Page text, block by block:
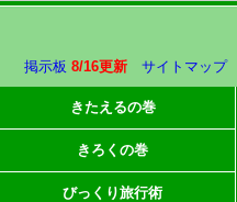
掲示板 8/16更新 サイトマップ
きたえるの巻
きろくの巻
びっくり旅行術